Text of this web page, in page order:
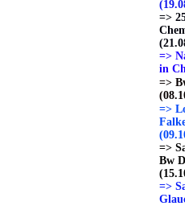
=>
=>
in
=>
=>
=>
Bw
=>